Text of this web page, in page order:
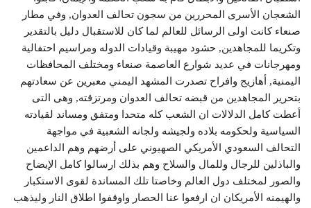
الشعجان الأسرى المحررين من سجون تحالف العدوان, وفي مطار
صنعاء كانت اولى الرسائل للعالم لما كان للاستقبال دليل بالتقدير
وتكريما للمجاهدين, حشود مهيبة وقيادات الدوله ومراسيم احتفالية
ومهرجانات في عديد شوارع العاصمة صنعاء ومختلف المحافظات
اليمنية, أهازيج وافراح تصدرت المشهد اليمني معبرين عن سعادتهم
بتحرير المجاهدين من قبضه تحالف العدوان ومرتزقته, وهى التى
أعطت كامل الدلالات ان الشعب كله متحدا ومتفق ومساند لقيادته
السياسية ولحكومه بلاده ولجيشه ولجانه الشعبية في مواجهة
التحالف السعودي الأمريكي الصهيوني على أرضهم وهم الداعمين
والباذلين للرجال وللمال والسلاح وهم بذلك ارسالوا كامل الإيضاح
والصور لمختلف دول العالم وخاصتا تلك المساندة لقوى الاستكبار
والهيمنه الأمريكان ان ارفعوا عنا الحصار واوقفوا اطلاق النار وليذهب